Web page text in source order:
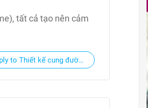
tất cả tạo nên cảm
to Thiết kế cung đường cho giải chạy địa